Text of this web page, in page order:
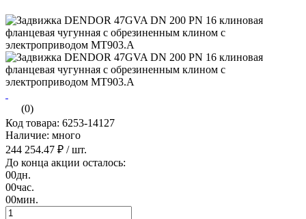
(0)
Код товара: 6253-14127
Наличие: много
244 254.47 ₽ / шт.
До конца акции осталось:
00дн.
00час.
00мин.